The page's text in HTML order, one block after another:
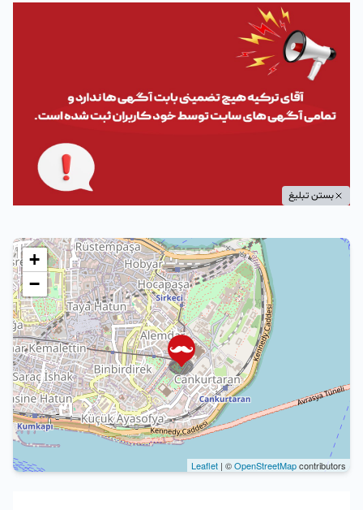
بستن تبلیغ
+
−
Leaflet | ©OpenStreetMapcontributors